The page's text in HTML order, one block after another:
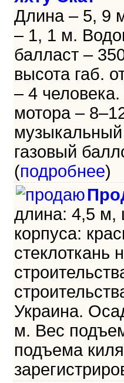
Длина – 5, 9
– 1, 1 м.
балласт –
высота габ.
– 4
мотора –
газовый
(подробнее)
длина: 4,5 м,
корпуса:
стеклоткань
Украина.
м. Вес
подъема